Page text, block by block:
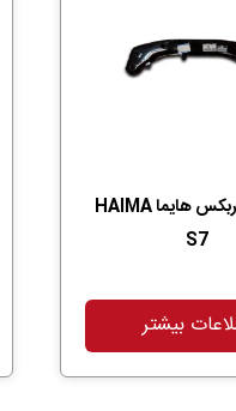
رام زیر گیربکس هایما HAIMA
S7
بیشتر